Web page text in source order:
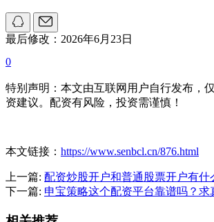
最后修改：2026年6月23日
0
特别声明：本文由互联网用户自行发布，
资建议。配资有风险，投资需谨慎！
本文链接： https://www.senbcl.cn/876.html
上一篇: 配资炒股开户和普通股票开户有什
下一篇: 申宝策略这个配资平台靠谱吗？求